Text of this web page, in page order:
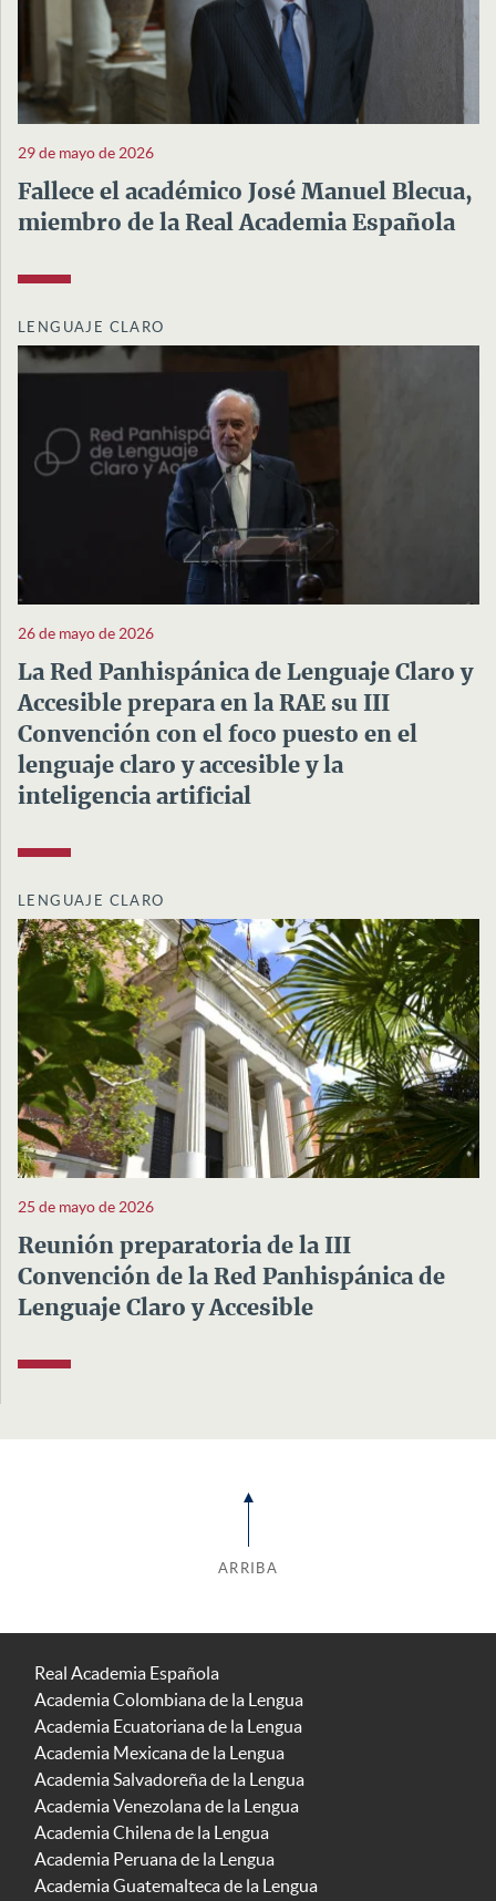
29 de mayo de 2026
Fallece el académico José Manuel Blecua,
miembro de la Real Academia Española
LENGUAJE CLARO
26 de mayo de 2026
La Red Panhispánica de Lenguaje Claro y
Accesible prepara en la RAE su III
Convención con el foco puesto en el
lenguaje claro y accesible y la
inteligencia artificial
LENGUAJE CLARO
25 de mayo de 2026
Reunión preparatoria de la III
Convención de la Red Panhispánica de
Lenguaje Claro y Accesible
ARRIBA
Real Academia Española
Academia Colombiana de la Lengua
Academia Ecuatoriana de la Lengua
Academia Mexicana de la Lengua
Academia Salvadoreña de la Lengua
Academia Venezolana de la Lengua
Academia Chilena de la Lengua
Academia Peruana de la Lengua
Academia Guatemalteca de la Lengua